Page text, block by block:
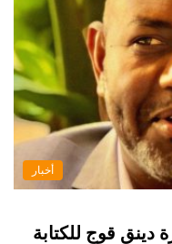
أخبار
دينق قوج للكتابة